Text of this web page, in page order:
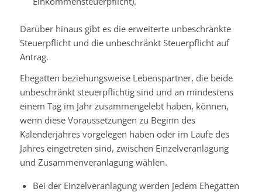
Darüber hinaus gibt es die erweiterte unbeschränkte
Steuerpflicht und die unbeschränkt Steuerpflicht auf
Antrag.
Ehegatten beziehungsweise Lebenspartner, die beide
unbeschränkt steuerpflichtig sind und an mindestens
einem Tag im Jahr zusammengelebt haben, können,
wenn diese Voraussetzungen zu Beginn des
Kalenderjahres vorgelegen haben oder im Laufe des
Jahres eingetreten sind, zwischen Einzelveranlagung
und Zusammenveranlagung wählen.
Bei der Einzelveranlagung werden jedem Ehegatten